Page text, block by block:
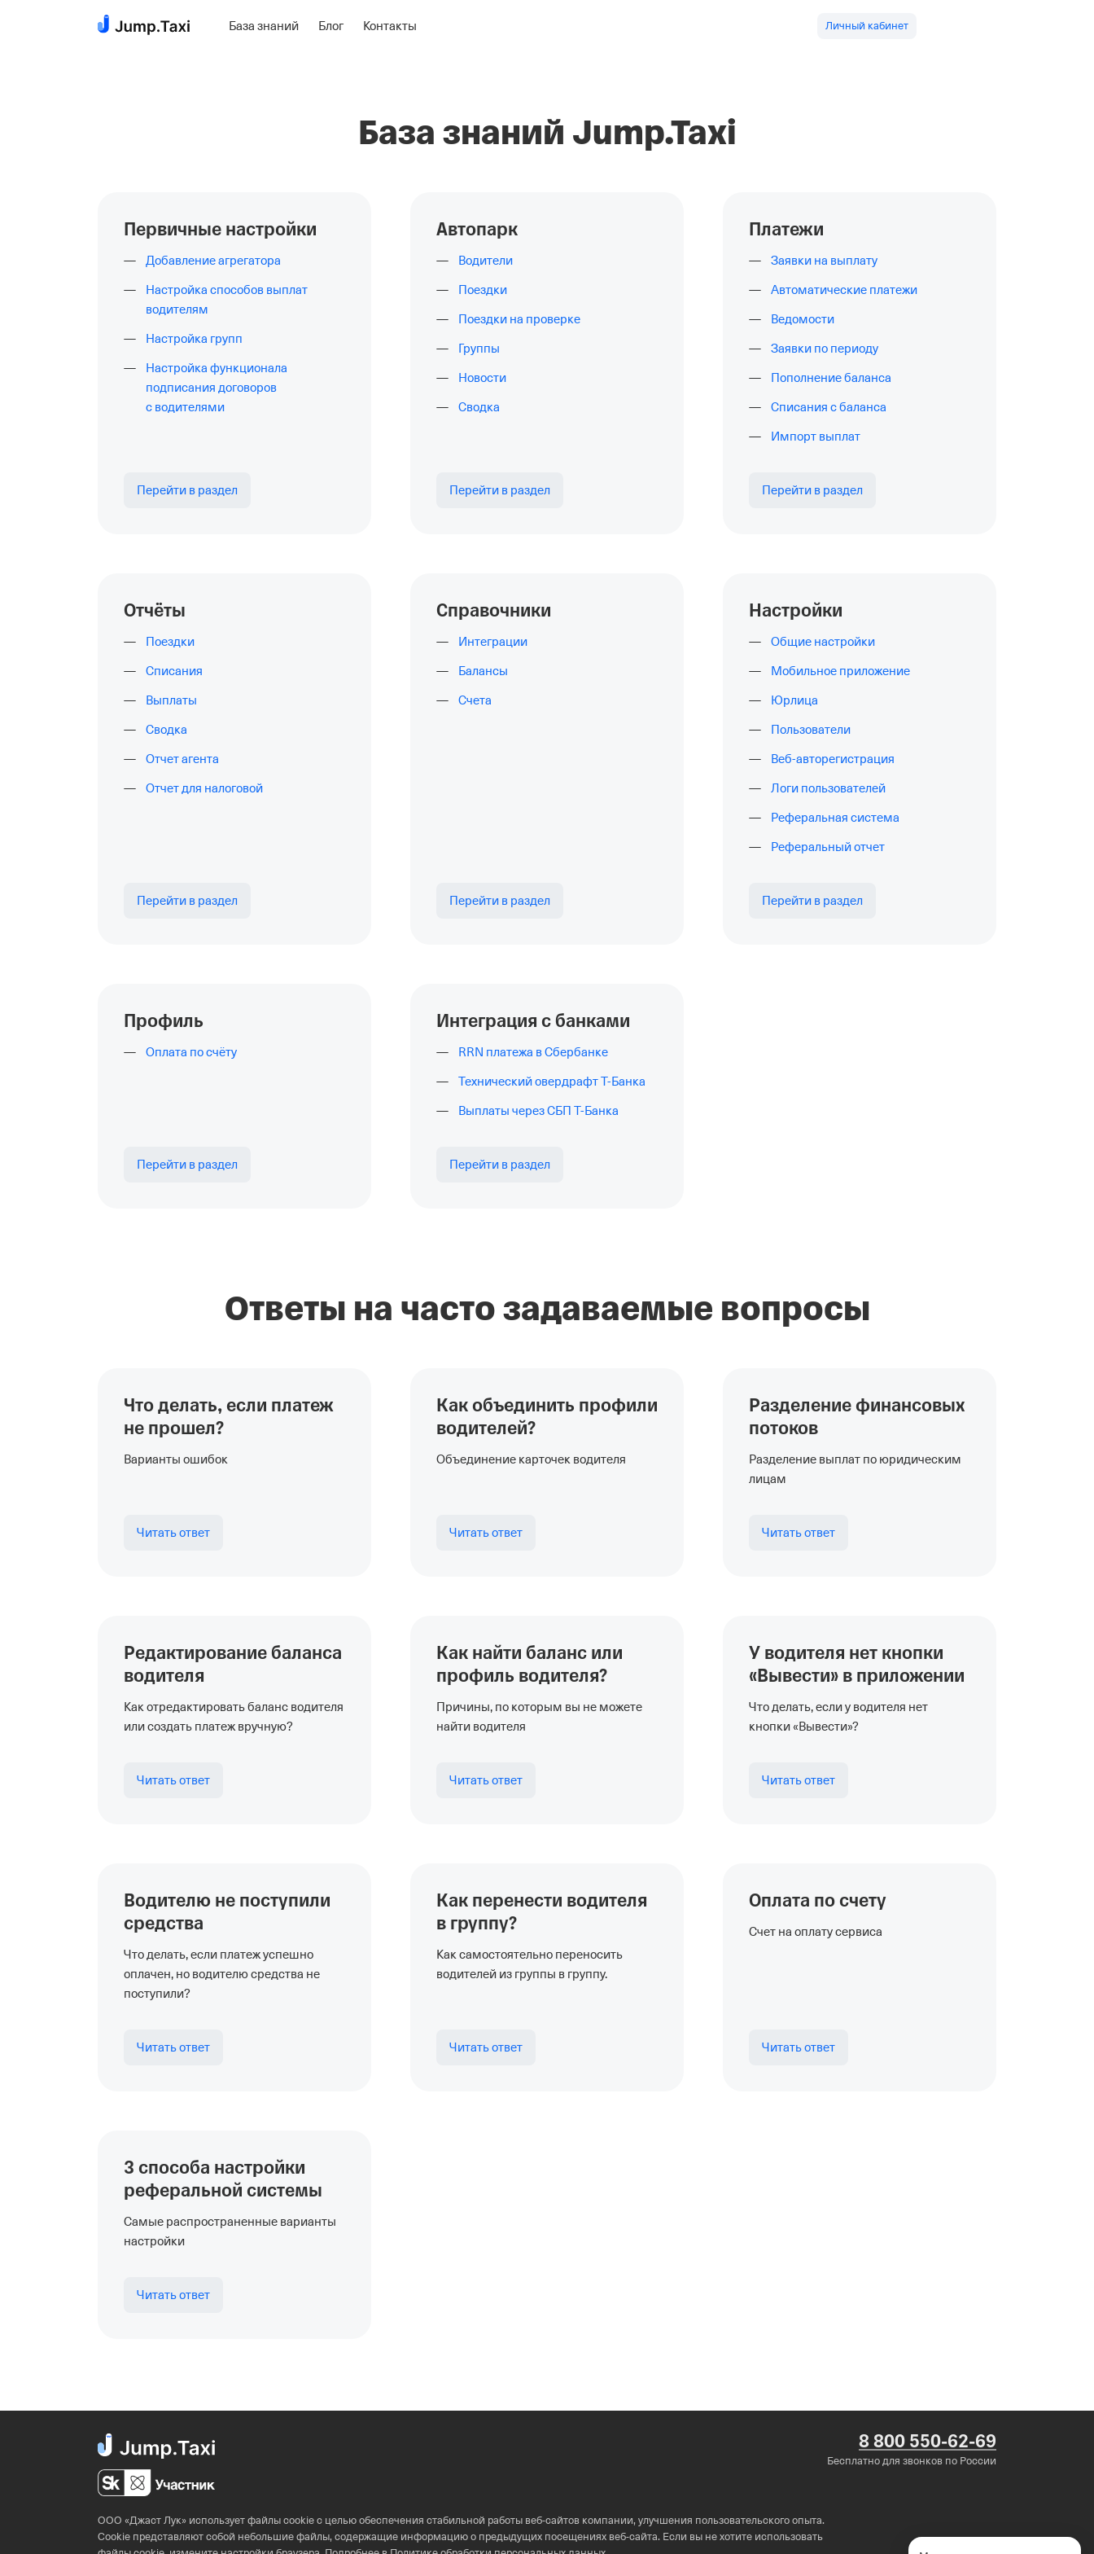
База знаний Блог Контакты Личный кабинет
База знаний Jump.Taxi
Первичные настройки
Добавление агрегатора
Настройка способов выплат
водителям
Настройка групп
Настройка функционала
подписания договоров
с водителями
Перейти в раздел
Автопарк
Водители
Поездки
Поездки на проверке
Группы
Новости
Сводка
Перейти в раздел
Платежи
Заявки на выплату
Автоматические платежи
Ведомости
Заявки по периоду
Пополнение баланса
Списания с баланса
Импорт выплат
Перейти в раздел
Отчёты
Поездки
Списания
Выплаты
Сводка
Отчет агента
Отчет для налоговой
Перейти в раздел
Справочники
Интеграции
Балансы
Счета
Перейти в раздел
Настройки
Общие настройки
Мобильное приложение
Юрлица
Пользователи
Веб-авторегистрация
Логи пользователей
Реферальная система
Реферальный отчет
Перейти в раздел
Профиль
Оплата по счёту
Перейти в раздел
Интеграция с банками
RRN платежа в Сбербанке
Технический овердрафтТ-Банка
Выплаты через СБП Т-Банка
Перейти в раздел
Ответы на часто задаваемые вопросы
Что делать, если платеж
не прошел?
Варианты ошибок
Читать ответ
Как объединить профили
водителей?
Объединение карточек водителя
Читать ответ
Разделение финансовых
потоков
Разделение выплат по юридическим
лицам
Читать ответ
Редактирование баланса
водителя
Как отредактировать баланс водителя
или создать платеж вручную?
Читать ответ
Как найти баланс или
профиль водителя?
Причины, по которым вы не можете
найти водителя
Читать ответ
У водителя нет кнопки
«Вывести» в приложении
Что делать, если у водителя нет
кнопки «Вывести»?
Читать ответ
Водителю не поступили
средства
Что делать, если платеж успешно
оплачен, но водителю средства не
поступили?
Читать ответ
Как перенести водителя
в группу?
Как самостоятельно переносить
водителей из группы в группу.
Читать ответ
Оплата по счету
Счет на оплату сервиса
Читать ответ
3 способа настройки
реферальной системы
Самые распространенные варианты
настройки
Читать ответ
8 800 550-62-69
Бесплатно для звонков по России
ООО «Джаст Лук» использует файлы cookie с целью обеспечения стабильной работы веб-сайтов компании, улучшения пользовательского опыта.
Cookie представляют собой небольшие файлы, содержащие информацию о предыдущих посещениях веб-сайта. Если вы не хотите использовать